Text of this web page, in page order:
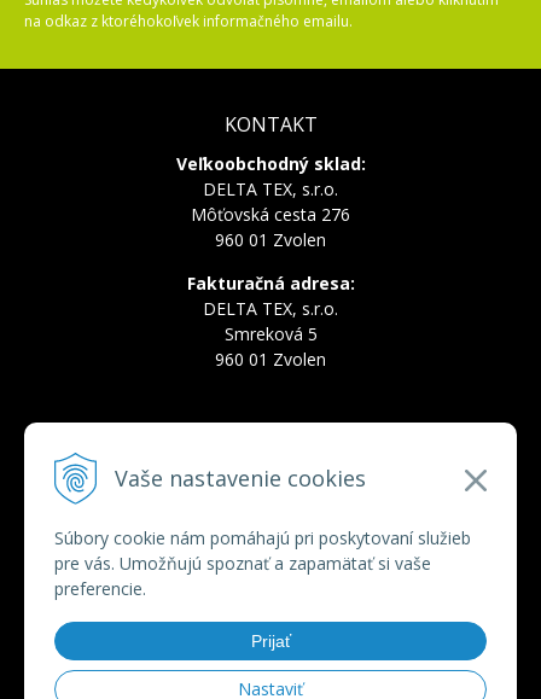
Vaše nastavenie cookies
Súbory cookie nám pomáhajú pri poskytovaní služieb
pre vás. Umožňujú spoznať a zapamätať si vaše
preferencie.
Prijať
Nastaviť
na odkaz z ktoréhokoľvek informačného emailu.
KONTAKT
Veľkoobchodný sklad:
DELTA TEX, s.r.o.
Môťovská cesta 276
960 01 Zvolen
Fakturačná adresa:
DELTA TEX, s.r.o.
Smreková 5
960 01 Zvolen
Tel.:+421 910 228 822
E-mail: deltatex@deltatex.sk
VŠETKO O NÁKUPE
Obchodné podmienky
Ochrana osobných údajov